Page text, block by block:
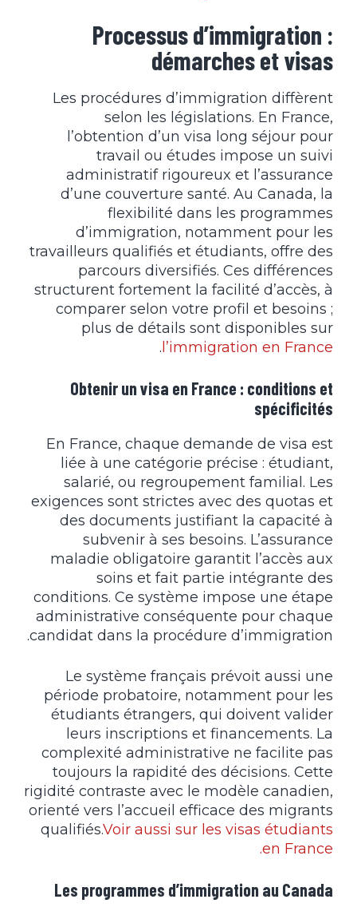
Processus d’immigration :
démarches et visas
Les procédures d’immigration diffèrent
selon les législations. En France,
l’obtention d’un visa long séjour pour
travail ou études impose un suivi
administratif rigoureux et l’assurance
d’une couverture santé. Au Canada, la
flexibilité dans les programmes
d’immigration, notamment pour les
travailleurs qualifiés et étudiants, offre des
parcours diversifiés. Ces différences
structurent fortement la facilité d’accès, à
comparer selon votre profil et besoins ;
plus de détails sont disponibles sur
l’immigration en France
.
Obtenir un visa en France : conditions et
spécificités
En France, chaque demande de visa est
liée à une catégorie précise : étudiant,
salarié, ou regroupement familial. Les
exigences sont strictes avec des quotas et
des documents justifiant la capacité à
subvenir à ses besoins. L’assurance
maladie obligatoire garantit l’accès aux
soins et fait partie intégrante des
conditions. Ce système impose une étape
administrative conséquente pour chaque
candidat dans la procédure d’immigration.
Le système français prévoit aussi une
période probatoire, notamment pour les
étudiants étrangers, qui doivent valider
leurs inscriptions et financements. La
complexité administrative ne facilite pas
toujours la rapidité des décisions. Cette
rigidité contraste avec le modèle canadien,
orienté vers l’accueil efficace des migrants
qualifiés.Voir aussi sur les visas étudiants
en France.
Les programmes d’immigration au Canada